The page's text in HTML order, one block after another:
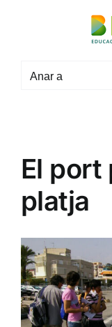
Anar a
El port
platja